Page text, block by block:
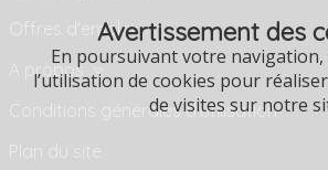
Offres d'emploi
A propos
Conditions générales d'utilisation
Avertissement des
En poursuivant votre navigation,
l’utilisation de cookies pour
de visites sur notre